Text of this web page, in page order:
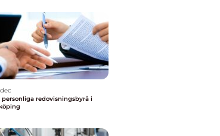
personliga redovisningsbyrå i